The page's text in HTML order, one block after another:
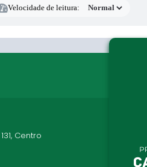
Velocidade de leitura:
Centro